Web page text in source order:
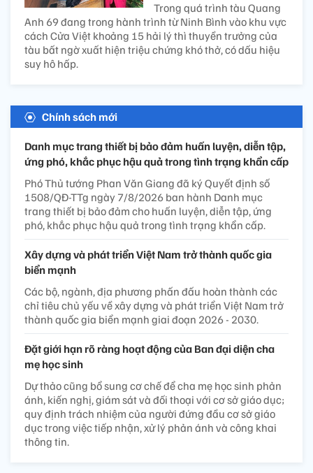
Trong quá trình tàu Quang
Anh 69 đang trong hành trình từ Ninh Bình vào khu vực
cách Cửa Việt khoảng 15 hải lý thì thuyền trưởng của
tàu bất ngờ xuất hiện triệu chứng khó thở, có dấu hiệu
suy hô hấp.
Chính sách mới
Danh mục trang thiết bị bảo đảm huấn luyện, diễn tập,
ứng phó, khắc phục hậu quả trong tình trạng khẩn cấp
Phó Thủ tướng Phan Văn Giang đã ký Quyết định số
1508/QĐ-TTg ngày 7/8/2026 ban hành Danh mục
trang thiết bị bảo đảm cho huấn luyện, diễn tập, ứng
phó, khắc phục hậu quả trong tình trạng khẩn cấp.
Xây dựng và phát triển Việt Nam trở thành quốc gia
biển mạnh
Các bộ, ngành, địa phương phấn đấu hoàn thành các
chỉ tiêu chủ yếu về xây dựng và phát triển Việt Nam trở
thành quốc gia biển mạnh giai đoạn 2026 - 2030.
Đặt giới hạn rõ ràng hoạt động của Ban đại diện cha
mẹ học sinh
Dự thảo cũng bổ sung cơ chế để cha mẹ học sinh phản
ánh, kiến nghị, giám sát và đối thoại với cơ sở giáo dục;
quy định trách nhiệm của người đứng đầu cơ sở giáo
dục trong việc tiếp nhận, xử lý phản ánh và công khai
thông tin.